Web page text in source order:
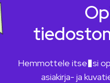
Hemmottele itse�si
asiakirja- ja